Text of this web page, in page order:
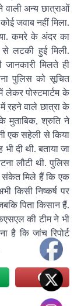
वाली अन्य छात्राओं
जवाब नहीं मिला.
कमरे के अंदर का
लटकी हुई मिली.
मिलते ही
पुलिस को सूचित
पोस्टमार्टम के
रहने वाले छात्रा के
के मुताबिक, श्रुति ने
एक सहेली से किया
दी थी. बताया जा
लौटी थी. पुलिस
संकेत मिले हैं कि एक
किसी निष्कर्ष पर
पिता किसान हैं.
की टीम ने भी
है कि जांच रिपोर्ट